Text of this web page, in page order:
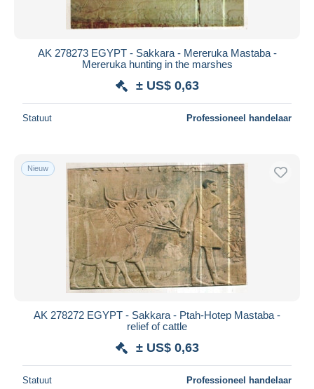
AK 278273 EGYPT - Sakkara - Mereruka Mastaba -
Mereruka hunting in the marshes
± US$ 0,63
Statuut Professioneel handelaar
Nieuw
AK 278272 EGYPT - Sakkara - Ptah-Hotep Mastaba -
relief of cattle
± US$ 0,63
Statuut Professioneel handelaar